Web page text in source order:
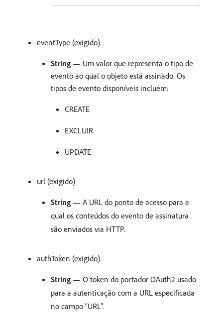
eventType (exigido)
String — Um valor que representa o tipo de
evento ao qual o objeto está assinado. Os
tipos de evento disponíveis incluem:
CREATE
EXCLUIR
UPDATE
url (exigido)
String — A URL do ponto de acesso para a
qual os conteúdos do evento de assinatura
são enviados via HTTP.
authToken (exigido)
String — O token do portador OAuth2 usado
para a autenticação com a URL especificada
no campo “URL”.